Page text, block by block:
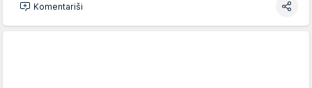
Komentariši